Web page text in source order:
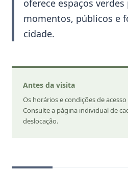
oferece espaços
momentos, públicos e
cidade.
Antes da visita
Os horários e condições de
Consulte a página individual de
deslocação.